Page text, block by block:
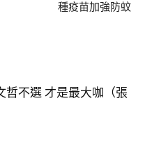
種疫苗加強防蚊
哲不選 才是最大咖（張